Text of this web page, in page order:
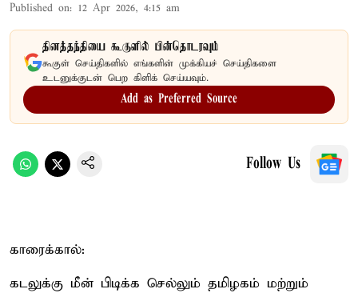
Published on: 12 Apr 2026, 4:15 am
தினத்தந்தியை கூகுளில் பின்தொடரவும்
கூகுள் செய்திகளில் எங்களின் முக்கியச் செய்திகளை
உடனுக்குடன் பெற கிளிக் செய்யவும்.
Add as Preferred Source
Follow Us
காரைக்கால்:
கடலுக்கு மீன் பிடிக்க செல்லும் தமிழகம் மற்றும்